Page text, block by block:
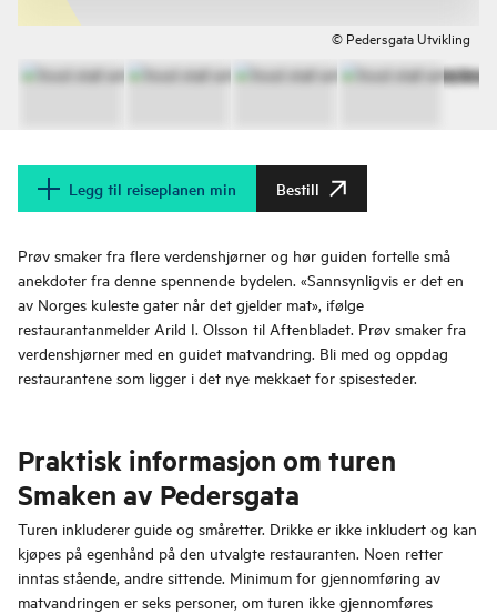
© Pedersgata Utvikling
Legg til reiseplanen min Bestill
Prøv smaker fra flere verdenshjørner og hør guiden fortelle små
anekdoter fra denne spennende bydelen. «Sannsynligvis er det en
av Norges kuleste gater når det gjelder mat», ifølge
restaurantanmelder Arild I. Olsson til Aftenbladet. Prøv smaker fra
verdenshjørner med en guidet matvandring. Bli med og oppdag
restaurantene som ligger i det nye mekkaet for spisesteder.
Praktisk informasjon om turen
Smaken av Pedersgata
Turen inkluderer guide og småretter. Drikke er ikke inkludert og kan
kjøpes på egenhånd på den utvalgte restauranten. Noen retter
inntas stående, andre sittende. Minimum for gjennomføring av
matvandringen er seks personer, om turen ikke gjennomføres